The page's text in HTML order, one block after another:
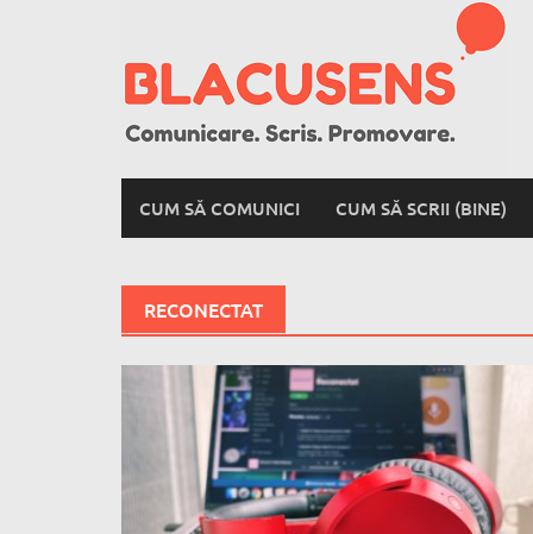
CUM SĂ COMUNICI CUM SĂ SCRII (BINE)
RECONECTAT